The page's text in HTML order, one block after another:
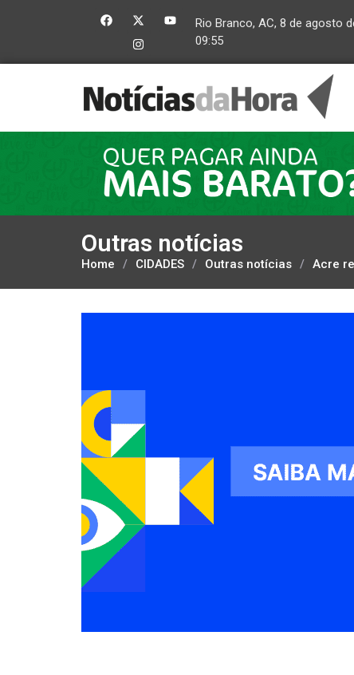
Rio Branco, AC, 8 de agosto
09:55
Outras notícias
Home / CIDADES / Outras notícias / Acre